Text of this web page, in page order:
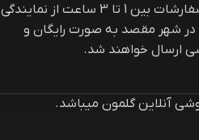
کلیه سفارشات بین 1 تا 3 ساعت از نمایندگی
در شهر مقصد به صورت رایگان و
ارسال خواهند شد.
آنلاین گلمون میباشد.